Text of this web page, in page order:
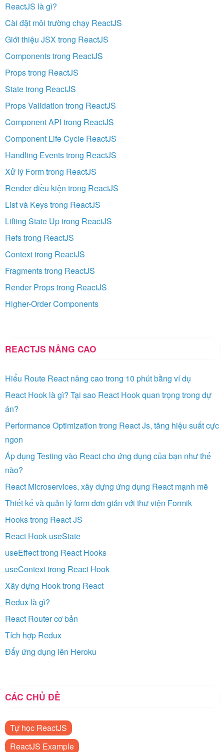
ReactJS là gì?
Cài đặt môi trường chạy ReactJS
Giới thiệu JSX trong ReactJS
Components trong ReactJS
Props trong ReactJS
State trong ReactJS
Props Validation trong ReactJS
Component API trong ReactJS
Component Life Cycle ReactJS
Handling Events trong ReactJS
Xử lý Form trong ReactJS
Render điều kiện trong ReactJS
List và Keys trong ReactJS
Lifting State Up trong ReactJS
Refs trong ReactJS
Context trong ReactJS
Fragments trong ReactJS
Render Props trong ReactJS
Higher-Order Components
REACTJS NÂNG CAO
Hiểu Route React nâng cao trong 10 phút bằng ví dụ
React Hook là gì? Tại sao React Hook quan trọng trong dự
án?
Performance Optimization trong React Js, tăng hiệu suất cực
ngon
Áp dụng Testing vào React cho ứng dụng của bạn như thế
nào?
React Microservices, xây dựng ứng dụng React mạnh mẽ
Thiết kế và quản lý form đơn giản với thư viện Formik
Hooks trong React JS
React Hook useState
useEffect trong React Hooks
useContext trong React Hook
Xây dựng Hook trong React
Redux là gì?
React Router cơ bản
Tích hợp Redux
Đẩy ứng dụng lên Heroku
CÁC CHỦ ĐỀ
Tự học ReactJS
ReactJS Example